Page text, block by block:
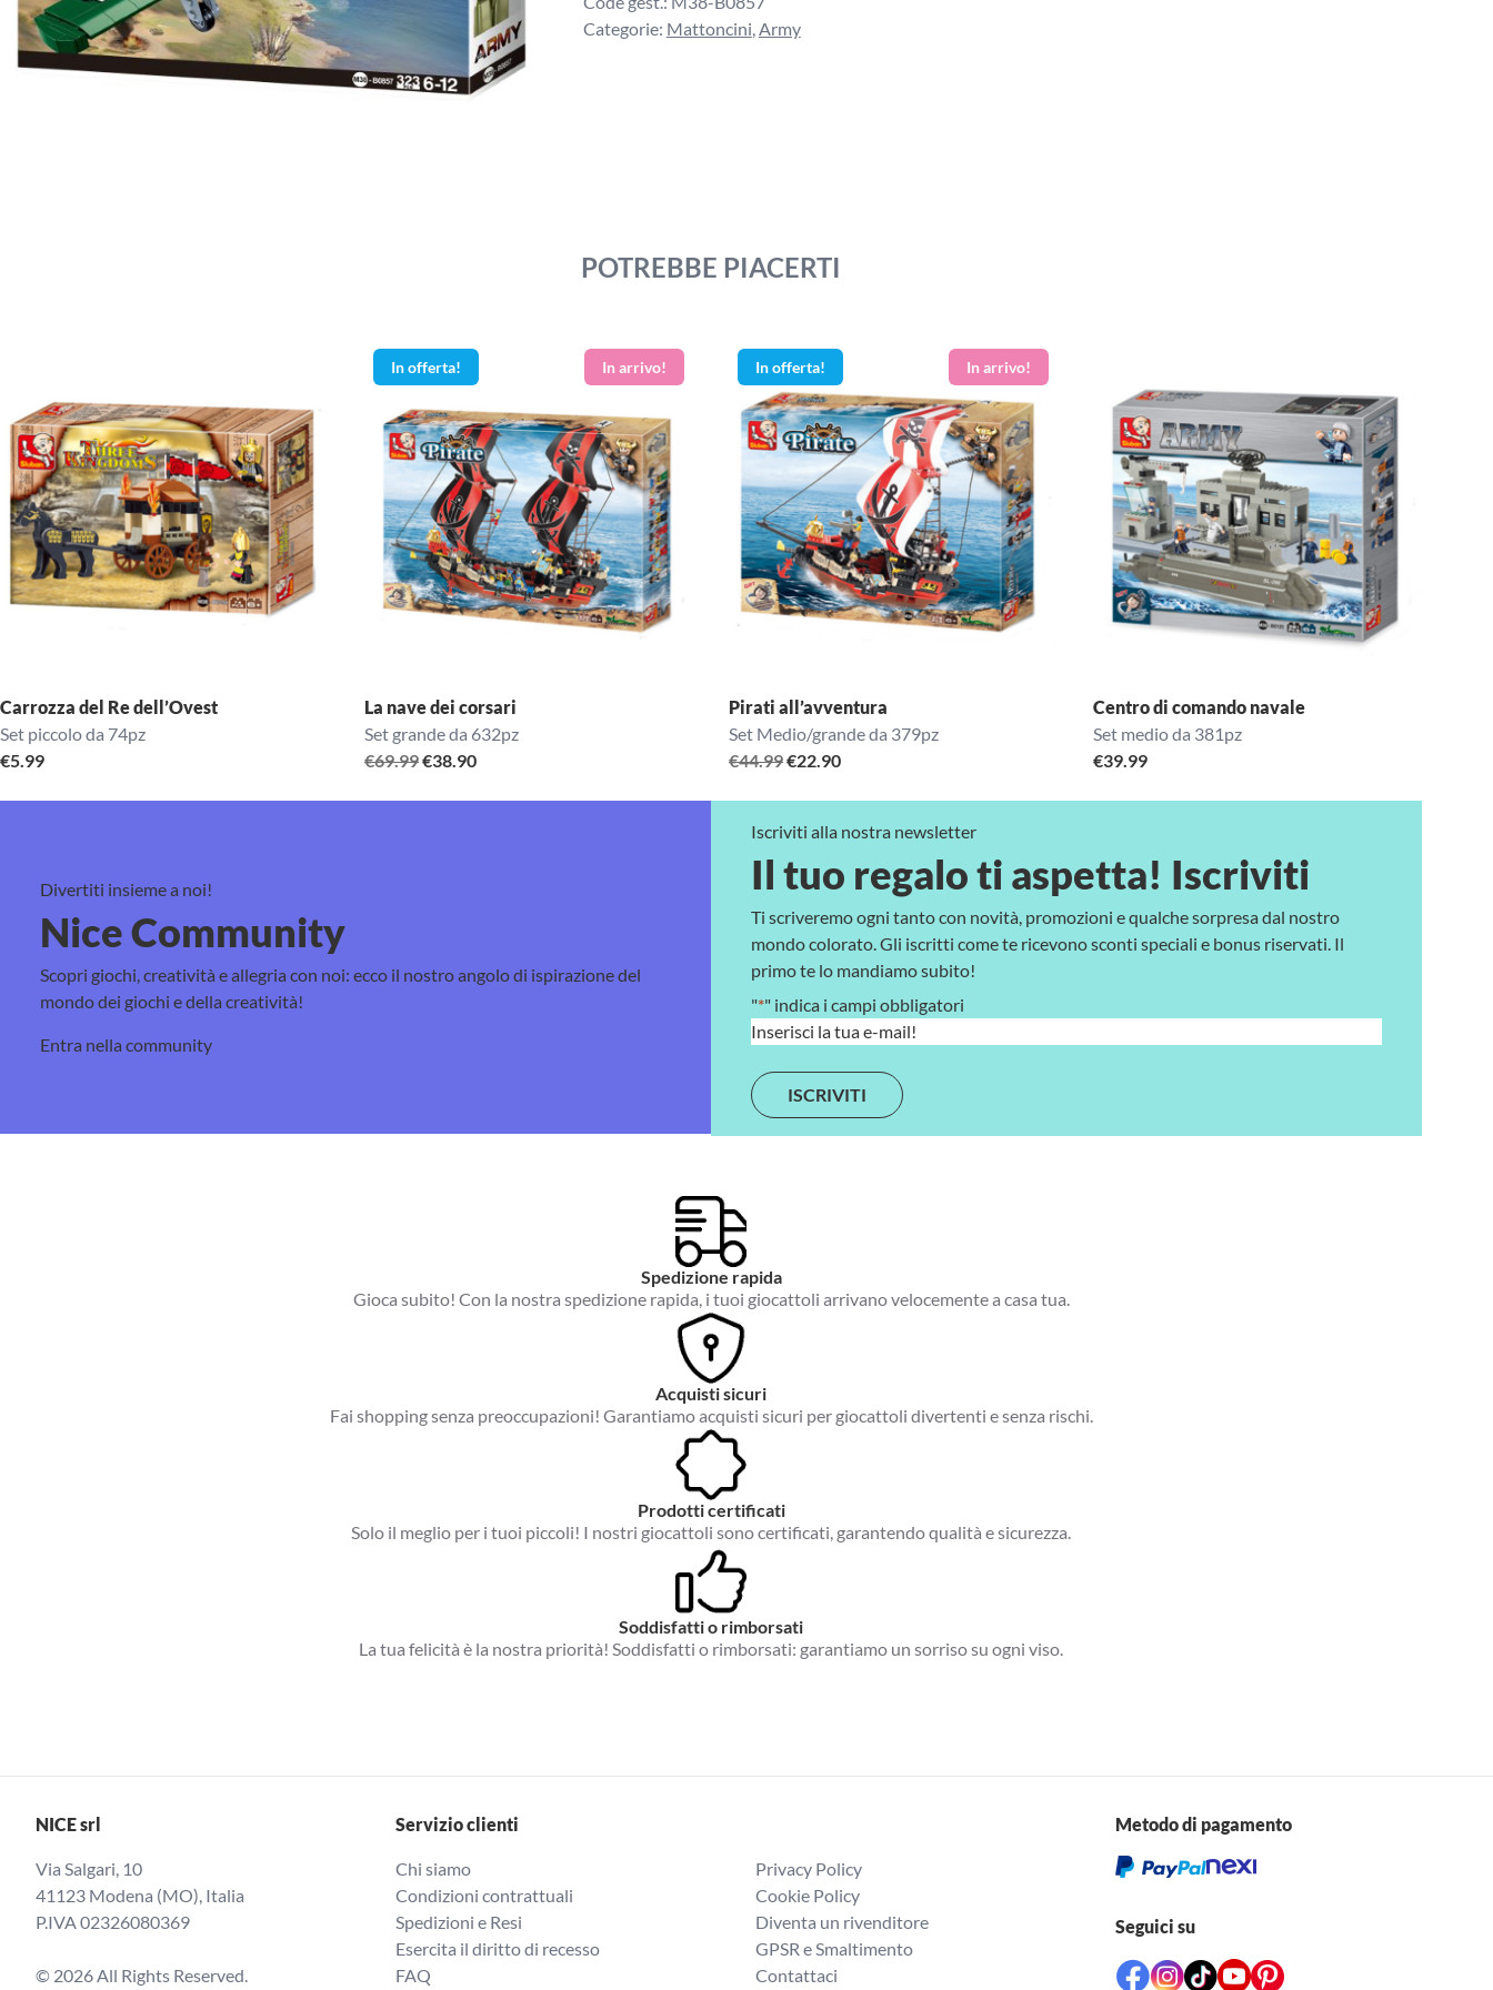
Categorie: Mattoncini,Army
POTREBBE PIACERTI
Carrozza del Re dell’Ovest
Set piccolo da 74pz
€5.99
In offerta!
La nave dei corsari
Set grande da 632pz
€69.99Il
€38.90Il
In offerta!
Pirati all’avventura
Set Medio/grande da 379pz
€44.99Il
era:
€44.99.
€22.90Il
è:
€22.90.
Centro di comando navale
Set medio da 381pz
€39.99
Divertiti insieme a noi!
Nice Community
Scopri giochi, creatività e allegria con noi: ecco il nostro angolo di ispirazione del
mondo dei giochi e della creatività!
Entra nella community
Iscriviti alla nostra newsletter
Il tuo regalo ti aspetta! Iscriviti
Ti scriveremo ogni tanto con novità, promozioni e qualche sorpresa dal nostro
mondo colorato. Gli iscritti come te ricevono sconti speciali e bonus riservati. Il
primo te lo mandiamo subito!
"*" indica i campi obbligatori
E
a
i
l
Spedizione rapida
Gioca subito! Con la nostra spedizione rapida, i tuoi giocattoli arrivano velocemente a casa tua.
Acquisti sicuri
Fai shopping senza preoccupazioni! Garantiamo acquisti sicuri per giocattoli divertenti e senza rischi.
Prodotti certificati
Solo il meglio per i tuoi piccoli! I nostri giocattoli sono certificati, garantendo qualità e sicurezza.
Soddisfatti o rimborsati
La tua felicità è la nostra priorità! Soddisfatti o rimborsati: garantiamo un sorriso su ogni viso.
NICE srl
Via Salgari, 10
41123 Modena (MO), Italia
P.IVA 02326080369
© 2026 All Rights Reserved.
Servizio clienti
Chi siamo
Condizioni contrattuali
Spedizioni e Resi
Esercita il diritto di recesso
FAQ
Privacy Policy
Cookie Policy
Diventa un rivenditore
GPSR e Smaltimento
Contattaci
Metodo di pagamento
Seguici su